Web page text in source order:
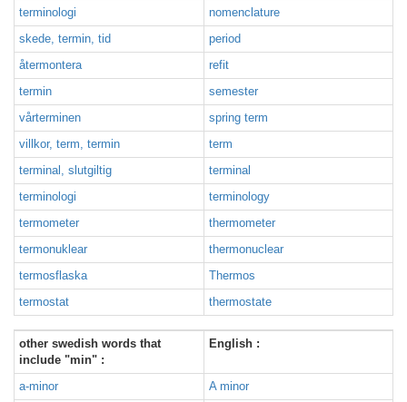
terminologi
nomenclature
skede, termin, tid
period
återmontera
refit
termin
semester
vårterminen
spring term
villkor, term, termin
term
terminal, slutgiltig
terminal
terminologi
terminology
termometer
thermometer
termonuklear
thermonuclear
termosflaska
Thermos
termostat
thermostate
other swedish words that
include "min" :
English :
a-minor
A minor